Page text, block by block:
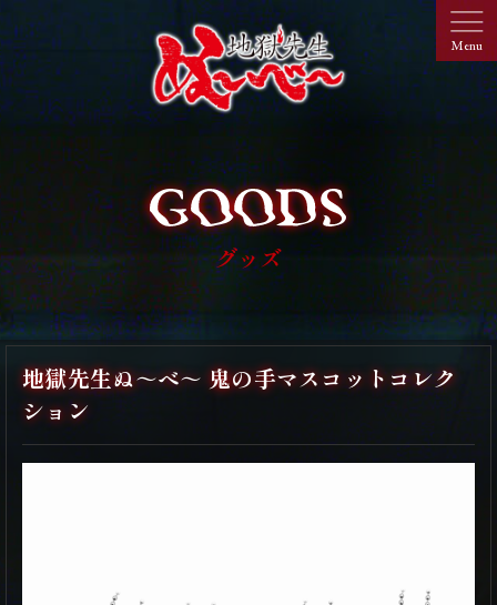
グッズ
地獄先生ぬ～べ～ 鬼の手マスコットコレク
ション